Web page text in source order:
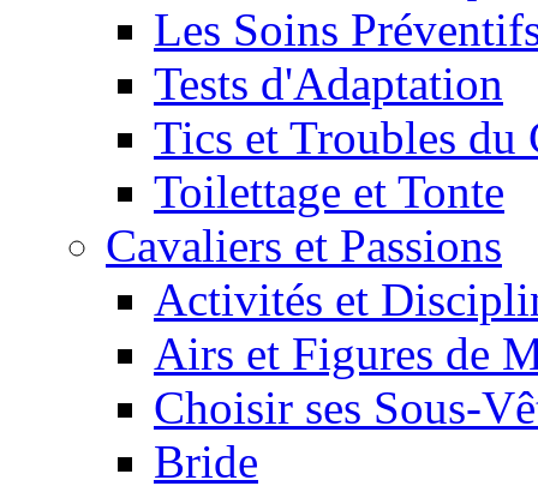
Les Soins
Tests d'Adaptation
Tics et Troubles du
Toilettage et Tonte
Cavaliers et Passions
Activités et
Airs et Figures de
Choisir ses Sous-
Bride